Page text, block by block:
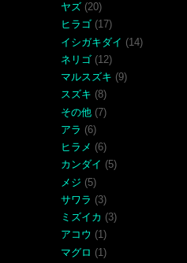
ヤズ (20)
ヒラゴ (17)
イシガキダイ (14)
ネリゴ (12)
マルスズキ (9)
スズキ (8)
その他 (7)
アラ (6)
ヒラメ (6)
カンダイ (5)
メジ (5)
サワラ (3)
ミズイカ (3)
アコウ (1)
マグロ (1)